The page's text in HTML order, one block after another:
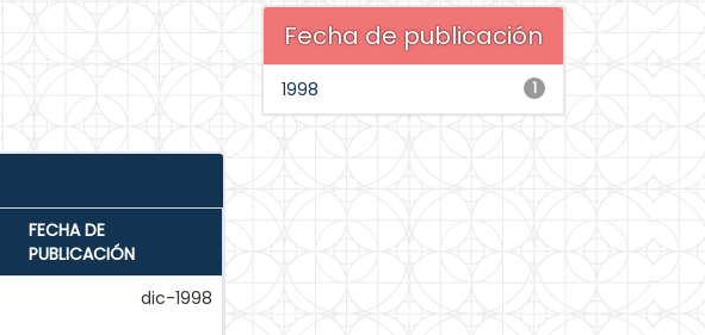
FECHA DE
PUBLICACIÓN
dic-1998
Fecha de publicación
1
1998